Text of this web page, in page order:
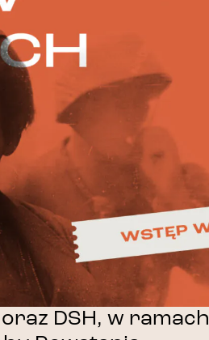
DSH, w ramach